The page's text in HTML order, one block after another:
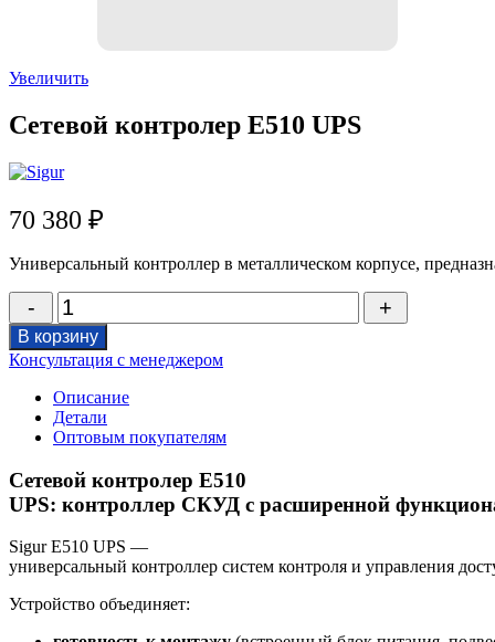
Увеличить
Сетевой контролер E510 UPS
70 380 ₽
Универсальный контроллер в металлическом корпусе,
Количество
товара
Сетевой
контролер
UPS
В корзину
Консультация с менеджером
Описание
Детали
Оптовым покупателям
Сетевой контролер E510
UPS: контроллер СКУД с расширенной
SigurE510 UPS —
универсальный контроллер систем контроля и управления
Устройство объединяет: